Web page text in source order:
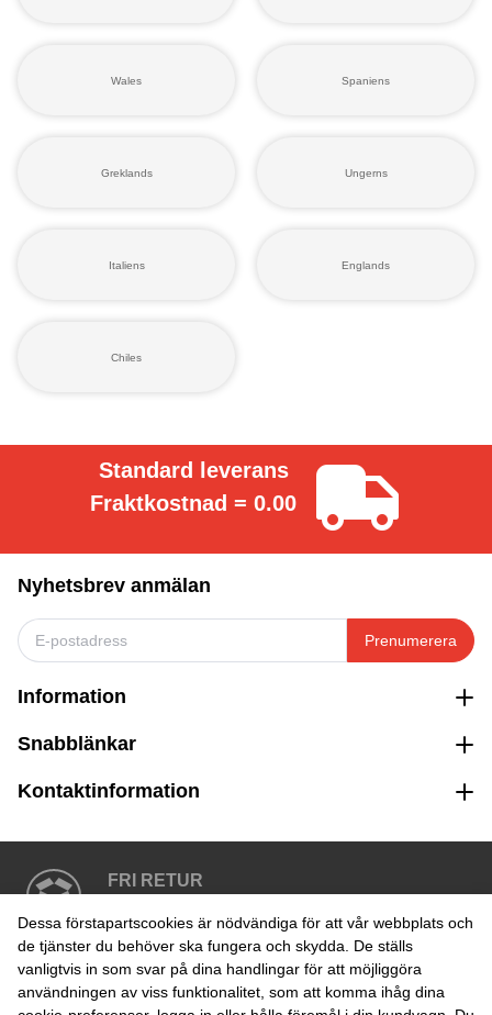
Wales Spaniens
Greklands Ungerns
Italiens Englands
Chiles
Standard leverans
Fraktkostnad = 0.00
Nyhetsbrev anmälan
Prenumerera
Information
Snabblänkar
Kontaktinformation
FRI RETUR
SÄKER BETALNING
Dessa förstapartscookies är nödvändiga för att vår webbplats och
de tjänster du behöver ska fungera och skydda. De ställs
vanligtvis in som svar på dina handlingar för att möjliggöra
användningen av viss funktionalitet, som att komma ihåg dina